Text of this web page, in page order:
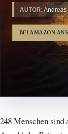
AUTOR: Andreas
BEI AMAZON
248 Menschen